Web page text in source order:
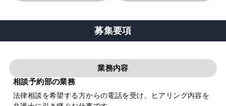
募集要項
業務内容
相談予約部の業務
法律相談を希望する方からの電話を受け、ヒアリング内容を
特設サイト